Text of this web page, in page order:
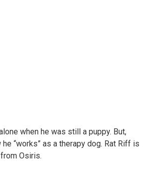
when he was still a puppy. But,
“works” as a therapy dog. Rat Riff is
Osiris.